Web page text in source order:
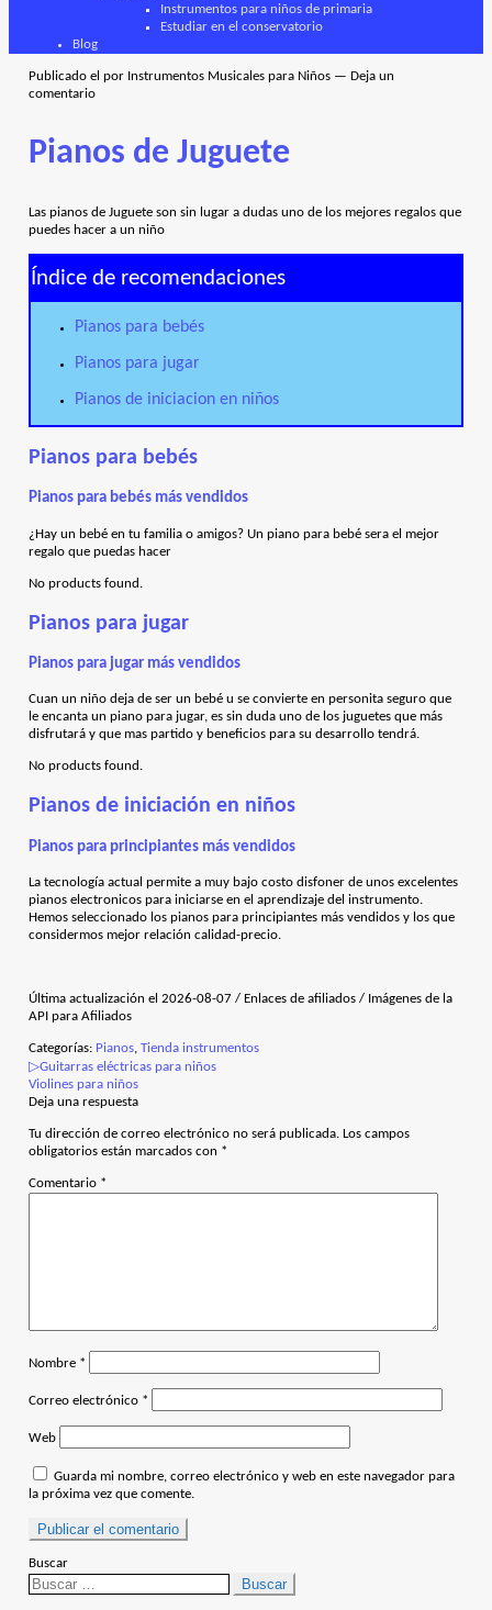
Instrumentos para niños de primaria
Estudiar en el conservatorio
Blog
Publicado elpor Instrumentos Musicales para Niños —Deja un
comentario
Pianos de Juguete
Las pianos de Juguete son sin lugar a dudas uno de los mejores regalos que
puedes hacer a un niño
Índice de recomendaciones
Pianos para bebés
Pianos para jugar
Pianos de iniciacion en niños
Pianos para bebés
Pianos para bebés más vendidos
¿Hay un bebé en tu familia o amigos? Un piano para bebé sera el mejor
regalo que puedas hacer
No products found.
Pianos para jugar
Pianos para jugar más vendidos
Cuan un niño deja de ser un bebé u se convierte en personita seguro que
le encanta un piano para jugar, es sin duda uno de los juguetes que más
disfrutará y que mas partido y beneficios para su desarrollo tendrá.
No products found.
Pianos de iniciación en niños
Pianos para principiantes más vendidos
La tecnología actual permite a muy bajo costo disfoner de unos excelentes
pianos electronicos para iniciarse en el aprendizaje del instrumento.
Hemos seleccionado los pianos para principiantes más vendidos y los que
considermos mejor relación calidad-precio.
Última actualización el 2026-08-07 / Enlaces de afiliados / Imágenes de la
API para Afiliados
Categorías: Pianos,Tienda instrumentos
Navegación
de
Anterior:
▷Guitarras eléctricas para niños
Siguiente:
Violines para niños
Deja una respuesta
Tu dirección de correo electrónico no será publicada. Los campos
obligatorios están marcados con *
Comentario *
Nombre *
Correo electrónico *
Web
Guarda mi nombre, correo electrónico y web en este navegador para
la próxima vez que comente.
Buscar
Buscar: